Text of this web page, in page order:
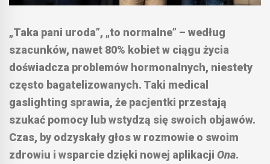
„Taka pani uroda”, „to normalne” – według
szacunków, nawet 80% kobiet w ciągu życia
doświadcza problemów hormonalnych, niestety
często bagatelizowanych. Taki medical
gaslighting sprawia, że pacjentki przestają
szukać pomocy lub wstydzą się swoich objawów.
Czas, by odzyskały głos w rozmowie o swoim
zdrowiu i wsparcie dzięki nowej aplikacji Ona.